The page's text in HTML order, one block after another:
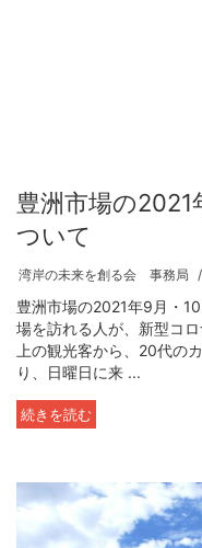
豊洲市場の2021
ついて
湾岸の未来を創る会 事務局
豊洲市場の2021年9月・
場を訪れる人が、新型コ
上の観光客から、20代の
り、日曜日に来 ...
続きを読む